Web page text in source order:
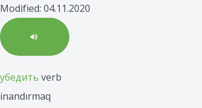
Modified: 04.11.2020
убедить verb
inandırmaq